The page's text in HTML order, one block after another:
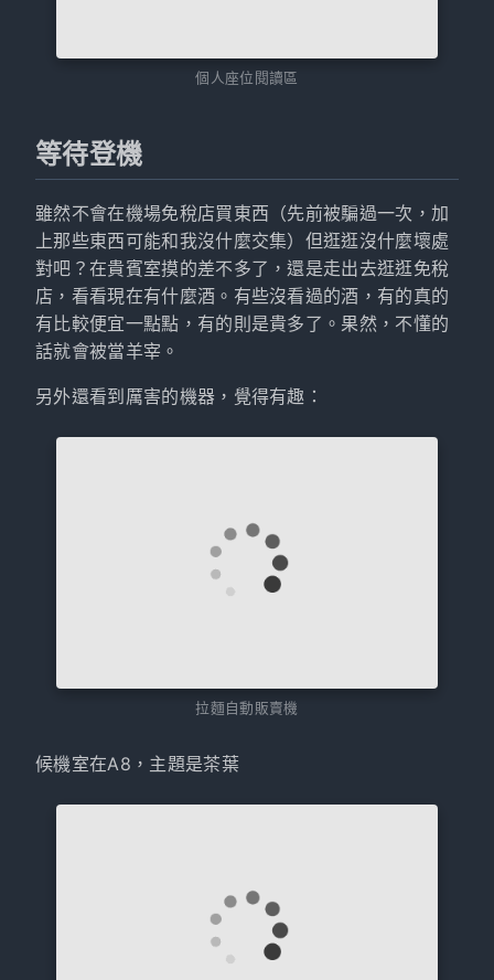
個人座位閱讀區
等待登機
雖然不會在機場免稅店買東西（先前被騙過一次，加
上那些東西可能和我沒什麼交集）但逛逛沒什麼壞處
對吧？在貴賓室摸的差不多了，還是走出去逛逛免稅
店，看看現在有什麼酒。有些沒看過的酒，有的真的
有比較便宜一點點，有的則是貴多了。果然，不懂的
話就會被當羊宰。
另外還看到厲害的機器，覺得有趣：
拉麵自動販賣機
候機室在A8，主題是茶葉